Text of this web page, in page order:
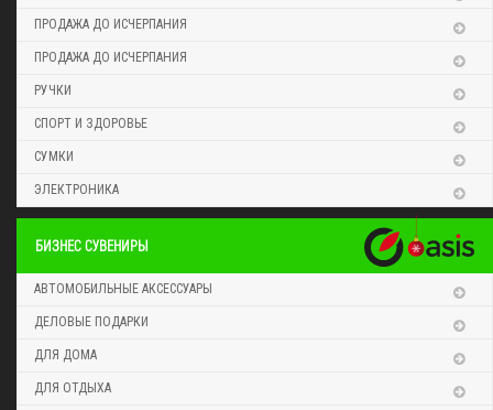
ПРОДАЖА ДО ИСЧЕРПАНИЯ
ПРОДАЖА ДО ИСЧЕРПАНИЯ
РУЧКИ
СПОРТ И ЗДОРОВЬЕ
СУМКИ
ЭЛЕКТРОНИКА
БИЗНЕС СУВЕНИРЫ
АВТОМОБИЛЬНЫЕ АКСЕССУАРЫ
ДЕЛОВЫЕ ПОДАРКИ
ДЛЯ ДОМА
ДЛЯ ОТДЫХА